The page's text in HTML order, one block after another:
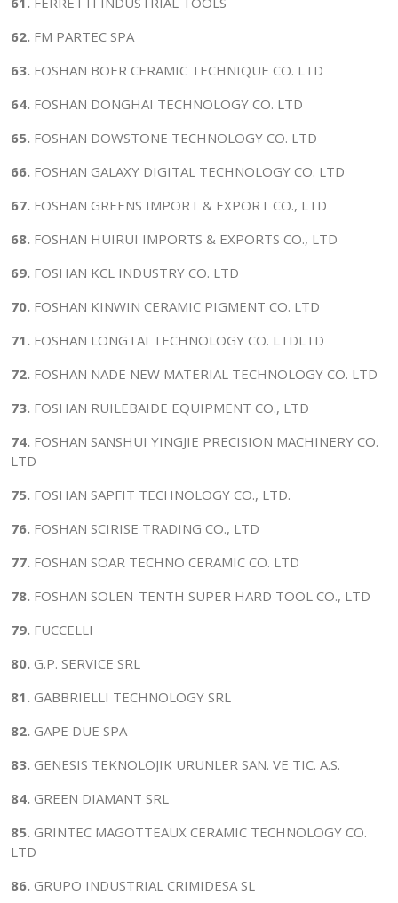
62. FM PARTEC SPA
63. FOSHAN BOER CERAMIC TECHNIQUE CO. LTD
64. FOSHAN DONGHAI TECHNOLOGY CO. LTD
65. FOSHAN DOWSTONE TECHNOLOGY CO. LTD
66. FOSHAN GALAXY DIGITAL TECHNOLOGY CO. LTD
67. FOSHAN GREENS IMPORT & EXPORT CO., LTD
68. FOSHAN HUIRUI IMPORTS & EXPORTS CO., LTD
69. FOSHAN KCL INDUSTRY CO. LTD
70. FOSHAN KINWIN CERAMIC PIGMENT CO. LTD
71. FOSHAN LONGTAI TECHNOLOGY CO. LTDLTD
72. FOSHAN NADE NEW MATERIAL TECHNOLOGY CO. LTD
73. FOSHAN RUILEBAIDE EQUIPMENT CO., LTD
74. FOSHAN SANSHUI YINGJIE PRECISION MACHINERY CO.
LTD
75. FOSHAN SAPFIT TECHNOLOGY CO., LTD.
76. FOSHAN SCIRISE TRADING CO., LTD
77. FOSHAN SOAR TECHNO CERAMIC CO. LTD
78. FOSHAN SOLEN-TENTH SUPER HARD TOOL CO., LTD
79. FUCCELLI
80. G.P. SERVICE SRL
81. GABBRIELLI TECHNOLOGY SRL
82. GAPE DUE SPA
83. GENESIS TEKNOLOJIK URUNLER SAN. VE TIC. A.S.
84. GREEN DIAMANT SRL
85. GRINTEC MAGOTTEAUX CERAMIC TECHNOLOGY CO.
LTD
86. GRUPO INDUSTRIAL CRIMIDESA SL